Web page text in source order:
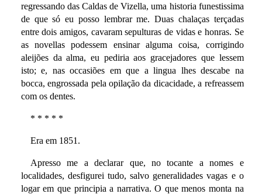
regressando das Caldas de Vizella, uma historia funestissima
de que só eu posso lembrar me. Duas chalaças terçadas
entre dois amigos, cavaram sepulturas de vidas e honras. Se
as novellas podessem ensinar alguma coisa, corrigindo
aleijões da alma, eu pediria aos gracejadores que lessem
isto; e, nas occasiões em que a lingua lhes descabe na
bocca, engrossada pela opilação da dicacidade, a refreassem
com os dentes.
* * * * *
Era em 1851.
Apresso me a declarar que, no tocante a nomes e
localidades, desfigurei tudo, salvo generalidades vagas e o
logar em que principia a narrativa. O que menos monta na